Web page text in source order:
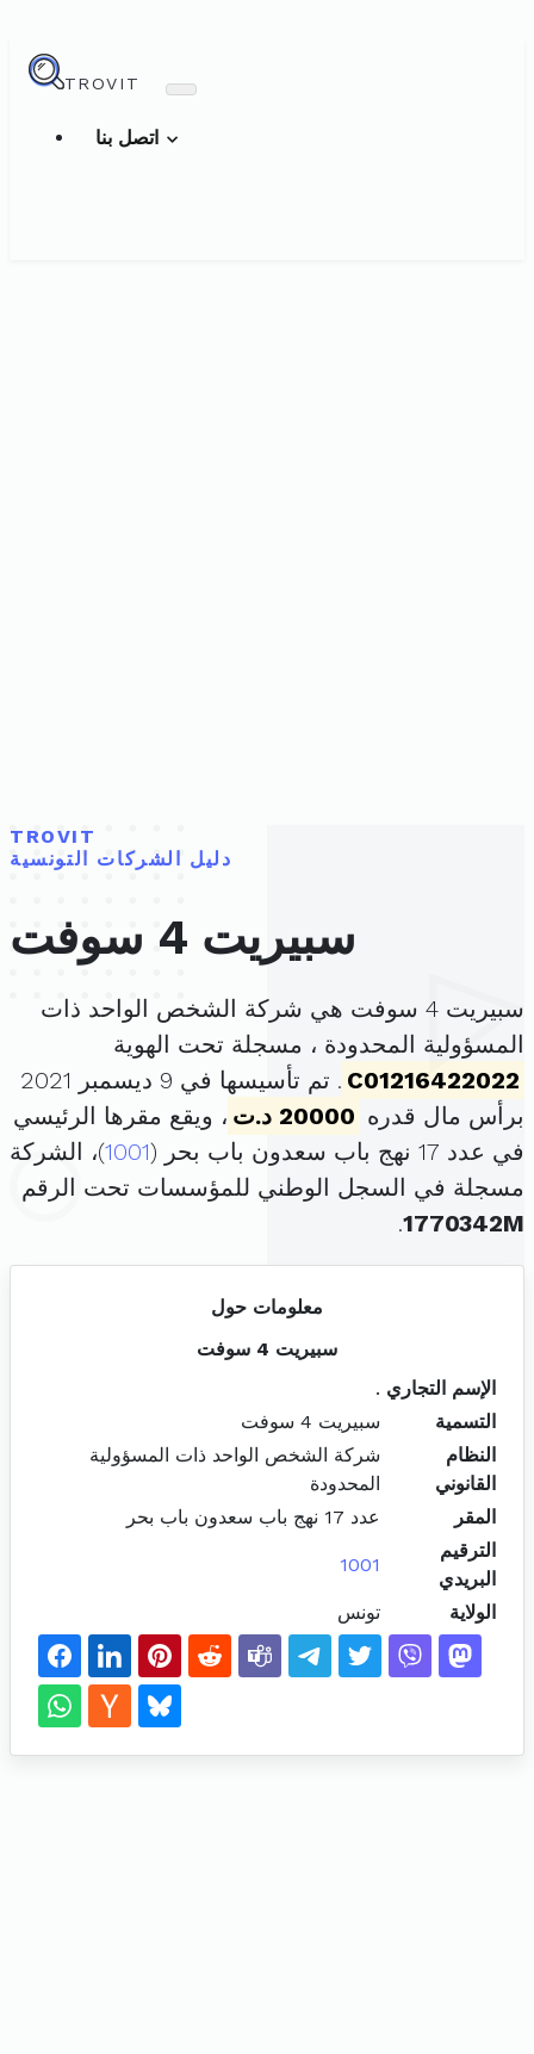
TROVIT
TROVIT
دليل الشركات التونسية
سبيريت 4 سوفت
سبيريت 4 سوفت هي شركة الشخص الواحد ذات
المسؤولية المحدودة ، مسجلة تحت الهوية
C01216422022
. تم تأسيسها في 9 ديسمبر 2021
برأس مال قدره 20000 د.ت
، ويقع مقرها الرئيسي
في عدد 17 نهج باب سعدون باب بحر (
1001)، الشركة
مسجلة في السجل الوطني للمؤسسات تحت الرقم
1770342M
.
معلومات حول
سبيريت 4 سوفت
الإسم التجاري .
التسمية
سبيريت 4 سوفت
النظام
القانوني
شركة الشخص الواحد ذات المسؤولية
المحدودة
المقر
عدد 17 نهج باب سعدون باب بحر
الترقيم
البريدي
1001
الولاية تونس